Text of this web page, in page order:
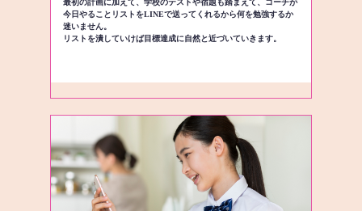
今日やることリストをLINEで送ってくれるから何を勉強するか
迷いません。
リストを潰していけば目標達成に自然と近づいていきます。